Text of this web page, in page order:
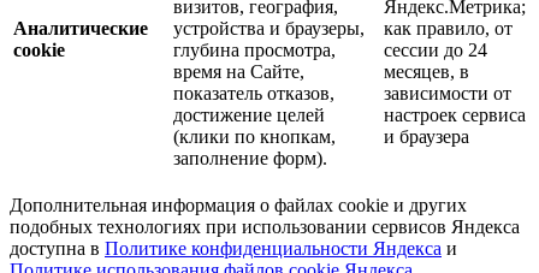
Аналитические
cookie
визитов, география,
устройства и браузеры,
глубина просмотра,
время на Сайте,
показатель отказов,
достижение целей
(клики по кнопкам,
заполнение форм).
Яндекс.Метрика;
как правило, от
сессии до 24
месяцев, в
зависимости от
настроек сервиса
и браузера
Дополнительная информация о файлах cookie и других
подобных технологиях при использовании сервисов Яндекса
доступна в Политике конфиденциальности Яндекса и